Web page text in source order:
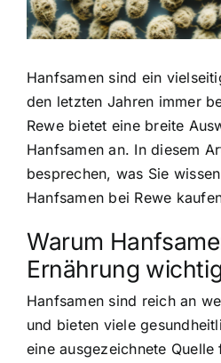
Hanfsamen sind ein
den letzten Jahren immer
Rewe bietet eine breite
Hanfsamen an. In diesem
besprechen, was Sie
Hanfsamen bei Rewe
Warum
Ernährung
Hanfsamen sind reich an
und bieten viele
eine ausgezeichnete